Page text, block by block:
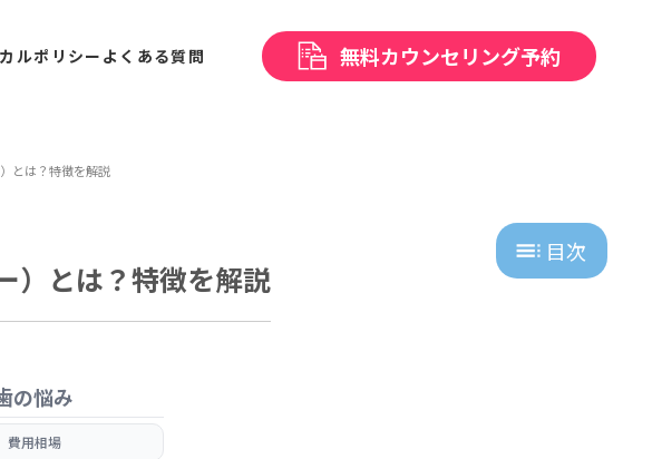
ルポリシー よくある質問 無料カウンセリング予約
とは？特徴を解説
）とは？特徴を解説
の悩み
費用相場
目次